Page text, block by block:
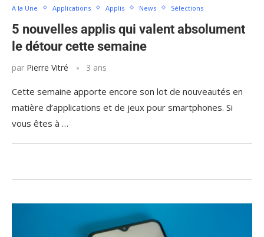
A la Une Applications Applis News Sélections
5 nouvelles applis qui valent absolument
le détour cette semaine
par Pierre Vitré 3 ans
Cette semaine apporte encore son lot de nouveautés en
matière d’applications et de jeux pour smartphones. Si
vous êtes à …